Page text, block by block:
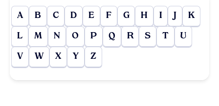
A B C D E F G H I J K
L M N O P Q R S T U
V W X Y Z